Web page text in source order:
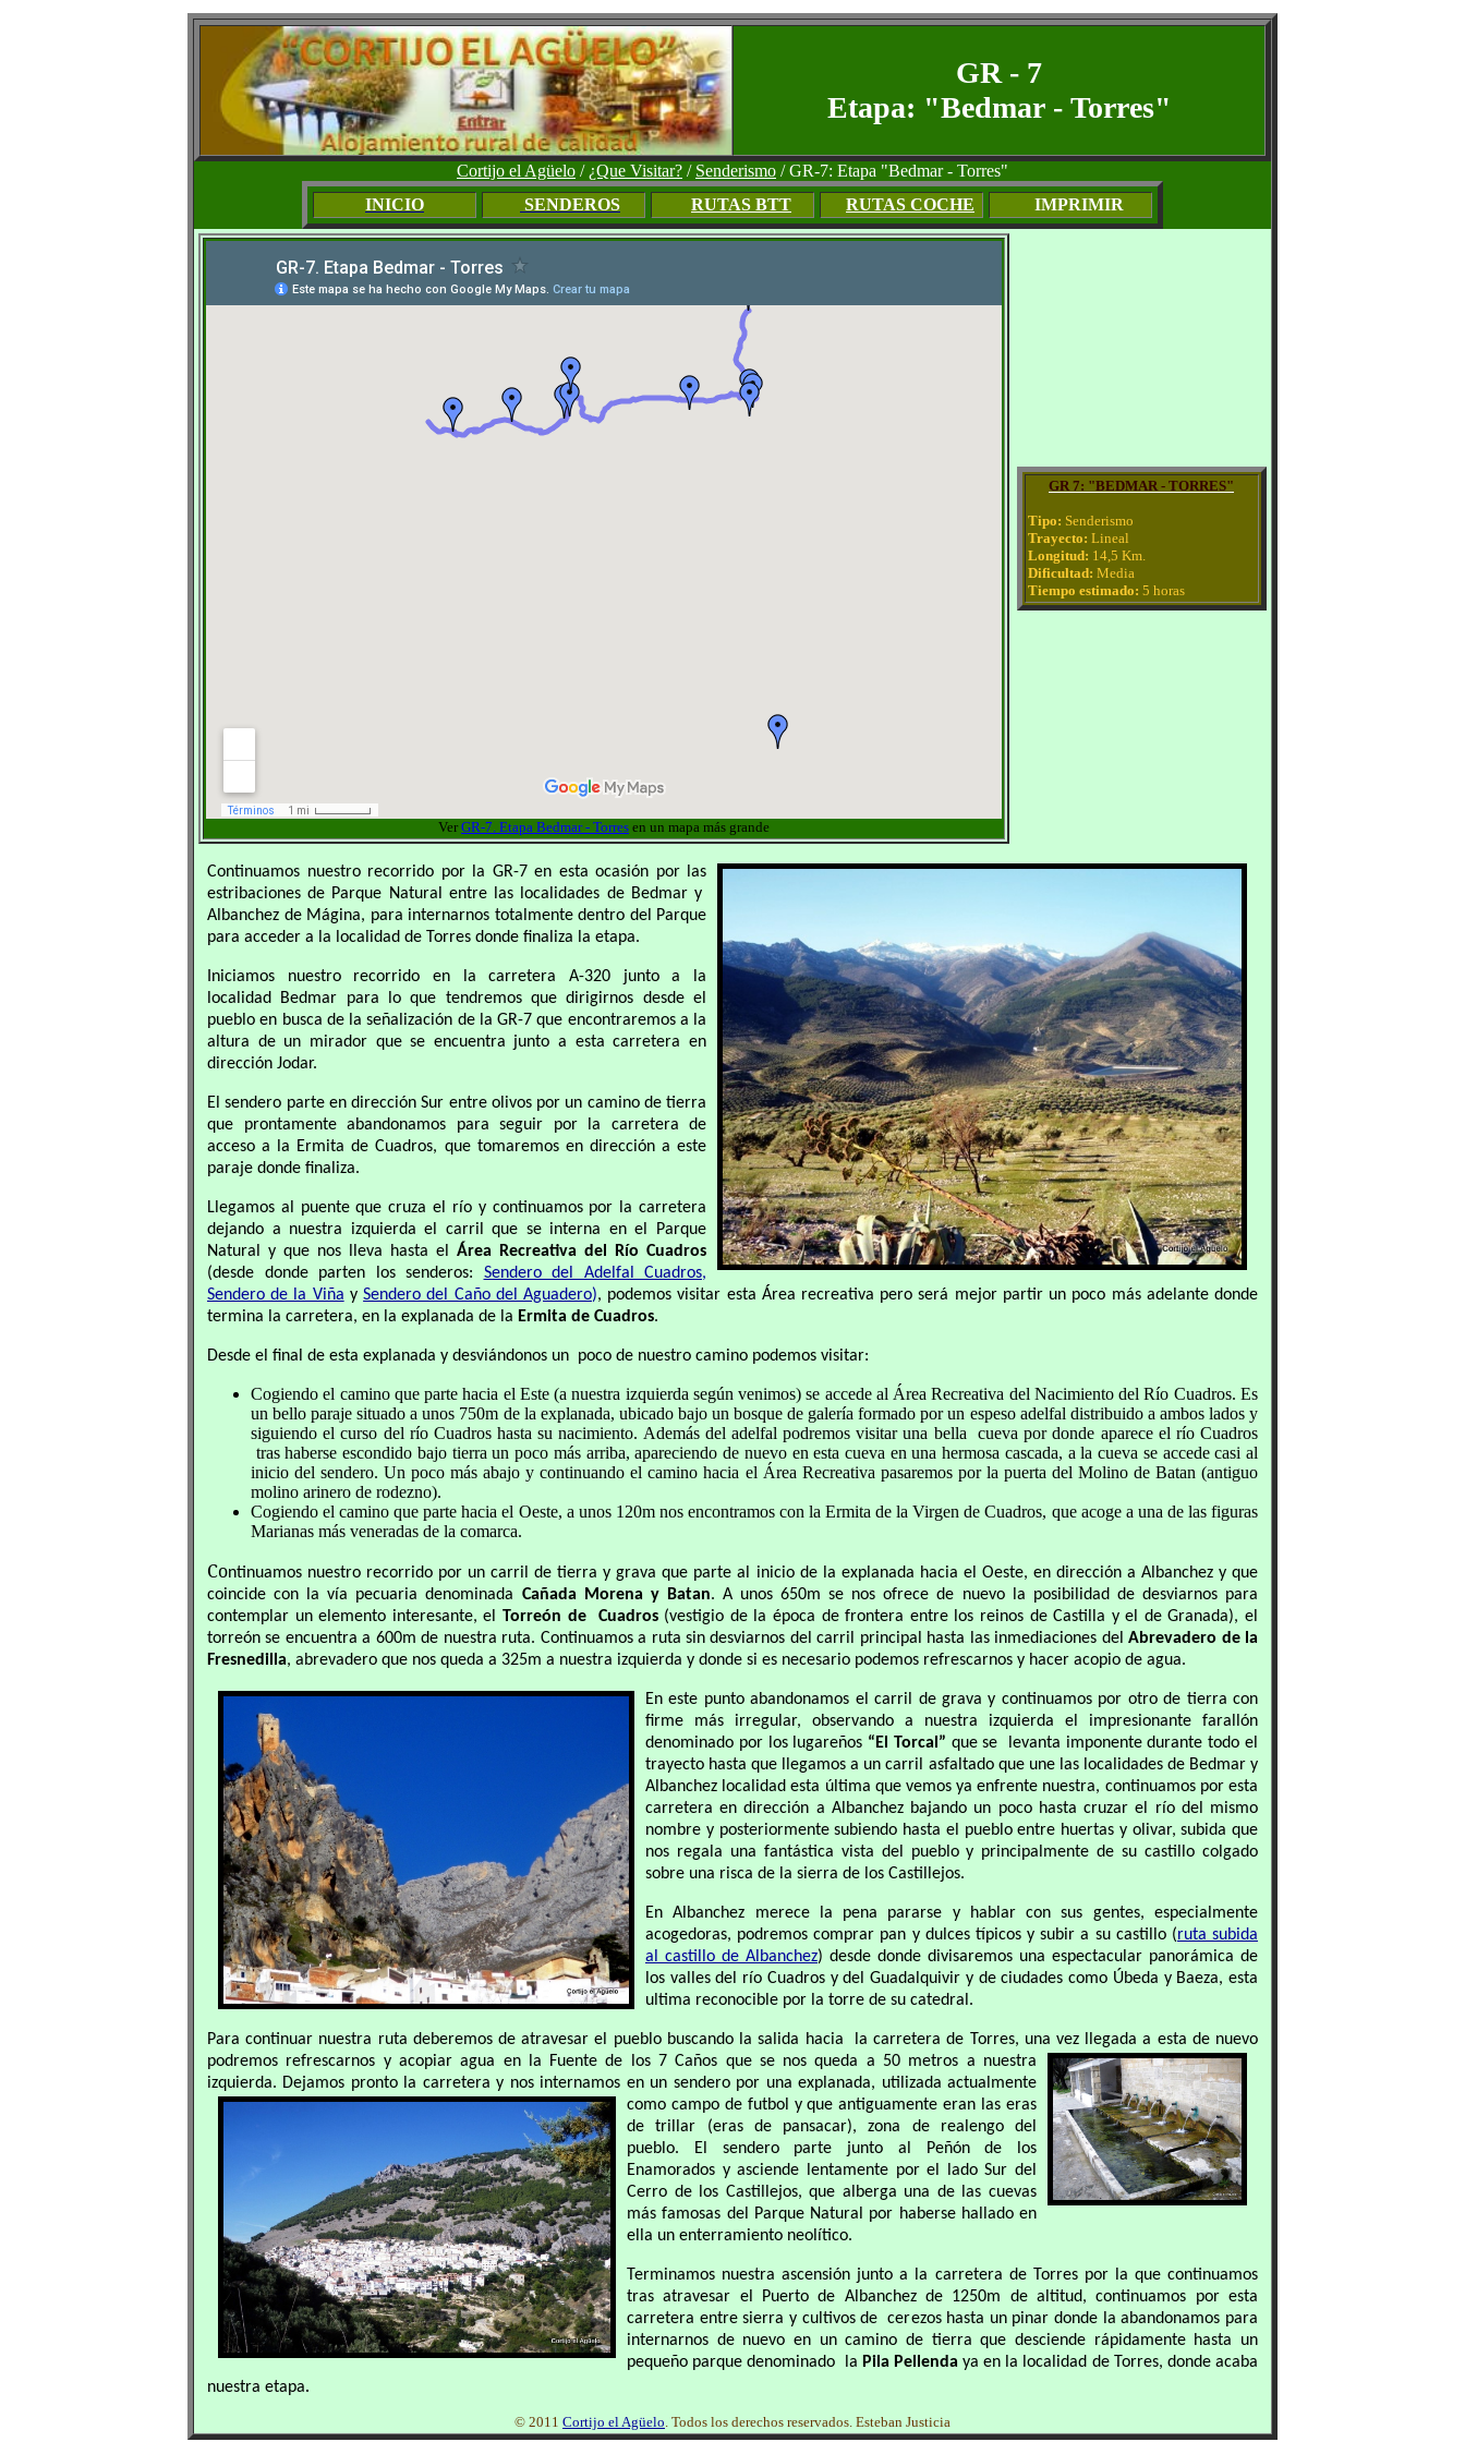
GR - 7
Etapa: "Bedmar - Torres"
Cortijo el Agüelo / ¿Que Visitar? / Senderismo / GR-7: Etapa "Bedmar - Torres"
INICIO
SENDEROS RUTAS BTT RUTAS COCHE IMPRIMIR
VerGR-7. Etapa Bedmar - Torres en un mapa más grande
GR 7: "BEDMAR - TORRES"
Tipo: Senderismo
Trayecto: Lineal
Longitud: 14,5 Km.
Dificultad: Media
Tiempo estimado: 5 horas
Continuamos nuestro recorrido por la GR-7 en esta ocasión por las
estribaciones de Parque Natural entre las localidades de Bedmar y
Albanchez de Mágina, para internarnos totalmente dentro del Parque
para acceder a la localidad de Torres donde finaliza la etapa.
Iniciamos nuestro recorrido en la carretera A-320 junto a la
localidad Bedmar para lo que tendremos que dirigirnos desde el
pueblo en busca de la señalización de la GR-7 que encontraremos a la
altura de un mirador que se encuentra junto a esta carretera en
dirección Jodar.
El sendero parte en dirección Sur entre olivos por un camino de tierra
que prontamente abandonamos para seguir por la carretera de
acceso a la Ermita de Cuadros, que tomaremos en dirección a este
paraje donde finaliza.
Llegamos al puente que cruza el río y continuamos por la carretera
dejando a nuestra izquierda el carril que se interna en el Parque
Natural y que nos lleva hasta el Área Recreativa del Río Cuadros
(desde donde parten los senderos: Sendero del Adelfal Cuadros,
Sendero de la Viña y Sendero del Caño del Aguadero), podemos visitar esta Área recreativa pero será mejor partir un poco más adelante donde
termina la carretera, en la explanada de la Ermita de Cuadros.
Desde el final de esta explanada y desviándonos un poco de nuestro camino podemos visitar:
Cogiendo el camino que parte hacia el Este (a nuestra izquierda según venimos) se accede al Área Recreativa del Nacimiento del Río Cuadros. Es
un bello paraje situado a unos 750m de la explanada, ubicado bajo un bosque de galería formado por un espeso adelfal distribuido a ambos lados y
siguiendo el curso del río Cuadros hasta su nacimiento. Además del adelfal podremos visitar una bella
cueva por donde aparece el río Cuadros
tras haberse escondido bajo tierra un poco más arriba, apareciendo de nuevo en esta cueva en una hermosa cascada, a la cueva se accede casi al
inicio del sendero. Un poco más abajo y continuando el camino hacia el Área Recreativa pasaremos por la puerta del Molino de Batan (antiguo
molino arinero de rodezno).
Cogiendo el camino que parte hacia el Oeste, a unos 120m nos encontramos con la Ermita de la Virgen de Cuadros, que acoge a una de las figuras
Marianas más veneradas de la comarca.
Continuamos nuestro recorrido por un carril de tierra y grava que parte al inicio de la explanada hacia el Oeste, en dirección a Albanchez y que
coincide con la vía pecuaria denominada Cañada Morena y Batan. A unos 650m se nos ofrece de nuevo la posibilidad de desviarnos para
contemplar un elemento interesante, el Torreón de Cuadros(vestigio de la época de frontera entre los reinos de Castilla y el de Granada), el
torreón se encuentra a 600m de nuestra ruta. Continuamos a ruta sin desviarnos del carril principal hasta las inmediaciones delAbrevadero de la
Fresnedilla, abrevadero que nos queda a 325m a nuestra izquierda y donde si es necesario podemos refrescarnos y hacer acopio de agua.
En este punto abandonamos el carril de grava y continuamos por otro de tierra con
firme más irregular, observando a nuestra izquierda el impresionante farallón
denominado por los lugareños “El Torcal” que se
levanta imponente durante todo el
trayecto hasta que llegamos a un carril asfaltado que une las localidades de Bedmar y
Albanchez localidad esta última que vemos ya enfrente nuestra, continuamos por esta
carretera en dirección a Albanchez bajando un poco hasta cruzar el río del mismo
nombre y posteriormente subiendo hasta el pueblo entre huertas y olivar, subida que
nos regala una fantástica vista del pueblo y principalmente de su castillo colgado
sobre una risca de la sierra de los Castillejos.
En Albanchez merece la pena pararse y hablar con sus gentes, especialmente
acogedoras, podremos comprar pan y dulces típicosy subir a su castillo (ruta subida
al castillo de Albanchez) desde donde divisaremos una espectacular panorámica de
los valles del río Cuadros y del Guadalquivir y de ciudades como Úbeda y Baeza, esta
ultima reconocible por la torre de su catedral.
Para continuar nuestra ruta deberemos de atravesar el pueblo buscando la salida hacia la carretera de Torres, una vezllegada a esta de nuevo
podremos refrescarnos y acopiar agua en la Fuente de los 7 Caños que se nos queda a 50 metros a nuestra
izquierda. Dejamos pronto la carretera y nos internamos en un sendero por una explanada, utilizada actualmente
como campo de futbol y que antiguamente eran las eras
de trillar (eras de pansacar), zona de realengo del
pueblo. El sendero parte junto al Peñón de los
Enamorados y asciende lentamente por el lado Sur del
Cerro de los Castillejos, que alberga una de las cuevas
más famosas del Parque Natural por haberse hallado en
ella un enterramiento neolítico.
Terminamos nuestra ascensión junto a la carretera de Torres por la que continuamos
tras atravesar el Puerto de Albanchez de 1250m de altitud, continuamos por esta
carretera entre sierra y cultivos de cerezos hasta un pinar donde la abandonamos para
internarnos de nuevo en un camino de tierra que desciende rápidamente hasta un
pequeño parque denominado la Pila Pellenda ya en la localidad de Torres, donde acaba
nuestra etapa.
© 2011 Cortijo el Agüelo. Todos los derechos reservados. Esteban Justicia